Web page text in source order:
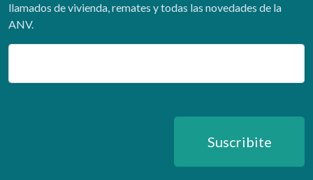
llamados de vivienda, remates y todas las novedades de la
ANV.
Email
Suscribite